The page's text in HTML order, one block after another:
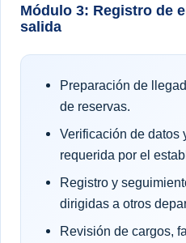
Módulo 3: Registro de
salida
Preparación de
de reservas.
Verificación de datos
requerida por el
Registro y
dirigidas a otros
Revisión de cargos,